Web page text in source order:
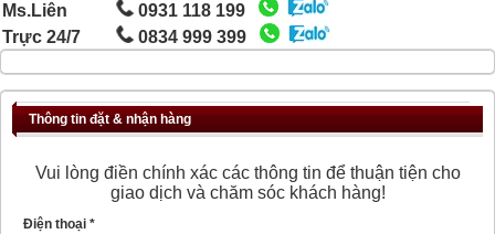
Ms.Liên
0931 118 199
Trực 24/7
0834 999 399
Thông tin đặt & nhận hàng
Vui lòng điền chính xác các thông tin để thuận tiện cho
giao dịch và chăm sóc khách hàng!
Điện thoại *